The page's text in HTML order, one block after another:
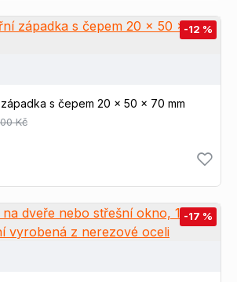
-12 %
s čepem 20 x 50 x 70 mm
Kč
-17 %